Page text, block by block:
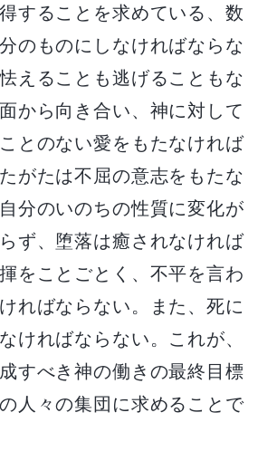
することを求めている、数
のものにしなければならな
えることも逃げることもな
から向き合い、神に対して
とのない愛をもたなければ
がたは不屈の意志をもたな
分のいのちの性質に変化が
ず、堕落は癒されなければ
をことごとく、不平を言わ
ればならない。また、死に
ければならない。これが、
すべき神の働きの最終目標
人々の集団に求めることで